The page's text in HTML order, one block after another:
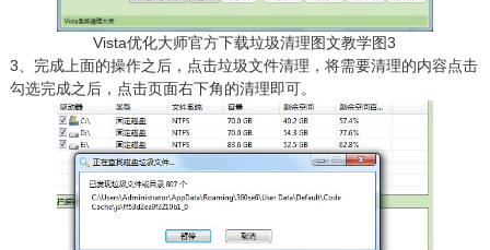
Vista优化大师官方下载垃圾清理图文教学图3
3、完成上面的操作之后，点击垃圾文件清理，将需要清理的内容点击
勾选完成之后，点击页面右下角的清理即可。